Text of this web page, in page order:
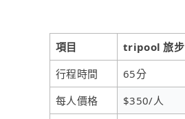
項目 tripool 旅步
行程時間
65分
每人價格
$350/人